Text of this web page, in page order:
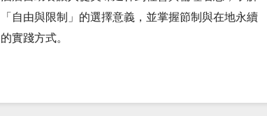
「自由與限制」的選擇意義，並掌握節制與在地永續
的實踐方式。